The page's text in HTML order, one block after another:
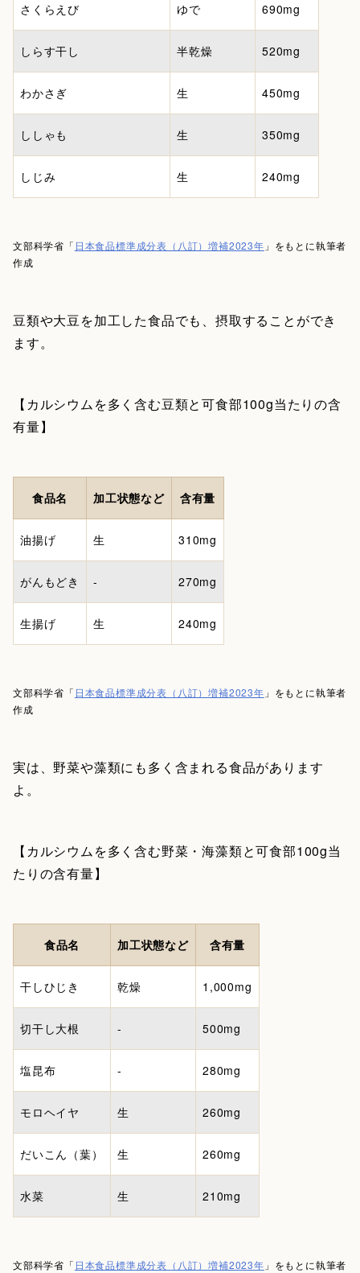
さくらえび ゆで 690mg
しらす干し 半乾燥 520mg
わかさぎ 生 450mg
ししゃも 生 350mg
しじみ 生 240mg
文部科学省「 日本食品標準成分表（八訂）増補2023年 」をもとに執筆者
作成
豆類や大豆を加工した食品でも、摂取することができ
ます。
【カルシウムを多く含む豆類と可食部100g当たりの含
有量】
食品名 加工状態など 含有量
油揚げ 生 310mg
がんもどき - 270mg
生揚げ 生 240mg
文部科学省「 日本食品標準成分表（八訂）増補2023年 」をもとに執筆者
作成
実は、野菜や藻類にも多く含まれる食品があります
よ。
【カルシウムを多く含む野菜・海藻類と可食部100g当
たりの含有量】
食品名 加工状態など 含有量
干しひじき 乾燥 1,000mg
切干し大根 - 500mg
塩昆布 - 280mg
モロヘイヤ 生 260mg
だいこん（葉） 生 260mg
水菜 生 210mg
文部科学省「 日本食品標準成分表（八訂）増補2023年 」をもとに執筆者